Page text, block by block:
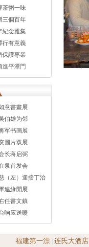
茶粥一味
三個百年
紀念雅集
行有意義
保護專業
進平潭門
意書畫展
伯雄为邻
军书画展
圖片双展
长蒋启弼
泉首发会
（左）迎接丁治
連緣開展
任書文鎮
响应送暖
福建第一漂 连氏大酒店